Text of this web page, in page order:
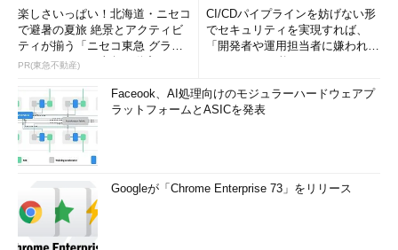
楽しさいっぱい！北海道・ニセコ
で避暑の夏旅 絶景とアクティビ
ティが揃う「ニセコ東急 グラ
ン・ヒラフ」～東急不動産
PR(東急不動産)
CI/CDパイプラインを妨げない形
でセキュリティを実現すれば、
「開発者や運用担当者に嫌われな
Faceook、AI処理向けのモジュラーハードウェアプ
ラットフォームとASICを発表
Googleが「Chrome Enterprise 73」をリリース